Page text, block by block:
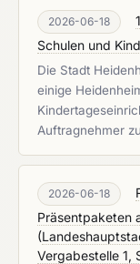
2026-06-18
Schulen und
Die Stadt
einige
Auftragnehmer
2026-06-18
Präsentpaketen
(
Vergabestelle 1,